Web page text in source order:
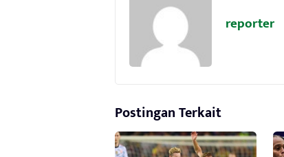
reporter
Postingan Terkait